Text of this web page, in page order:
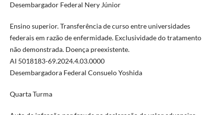
Desembargador Federal Nery Júnior
Ensino superior. Transferência de curso entre universidades
federais em razão de enfermidade. Exclusividade do tratamento
não demonstrada. Doença preexistente.
AI 5018183-69.2024.4.03.0000
Desembargadora Federal Consuelo Yoshida
Quarta Turma